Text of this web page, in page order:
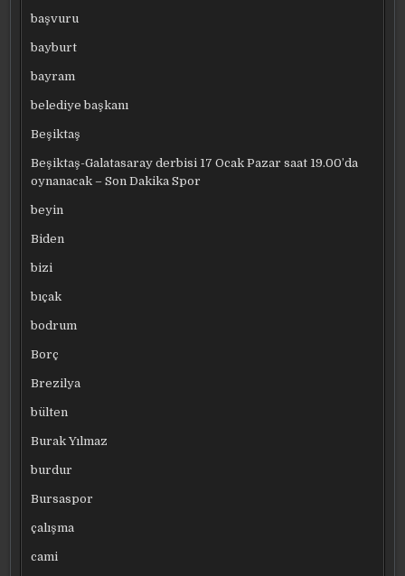
başvuru
bayburt
bayram
belediye başkanı
Beşiktaş
Beşiktaş-Galatasaray derbisi 17 Ocak Pazar saat 19.00’da
oynanacak – Son Dakika Spor
beyin
Biden
bizi
bıçak
bodrum
Borç
Brezilya
bülten
Burak Yılmaz
burdur
Bursaspor
çalışma
cami